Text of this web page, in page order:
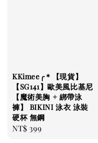
KKimee╭＊【現貨】
【SG141】歐美風比基尼
【魔術美胸 + 綁帶泳
褲】 BIKINI 泳衣 泳裝
硬杯 無鋼
Regular
NT$ 399